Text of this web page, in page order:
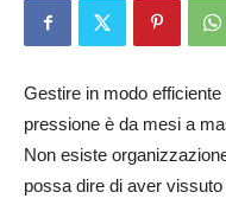
Gestire in modo efficiente
pressione è da mesi a
Non esiste
possa dire di aver